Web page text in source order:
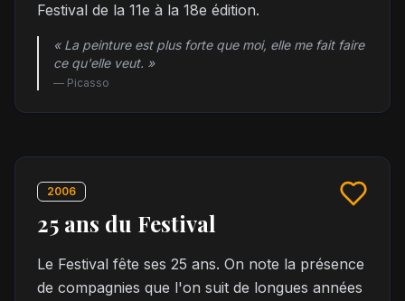
Festival de la 11e à la 18e édition.
« La peinture est plus forte que moi, elle me fait faire
ce qu'elle veut. »
— Picasso
2006
25 ans du Festival
Le Festival fête ses 25 ans. On note la présence
de compagnies que l'on suit de longues années